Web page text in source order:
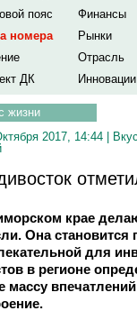
пояс
Финансы
номера
Рынки
Отрасль
ДК
Инновации
жизни
2017, 14:44 |
крае
Она
для
в регионе
массу